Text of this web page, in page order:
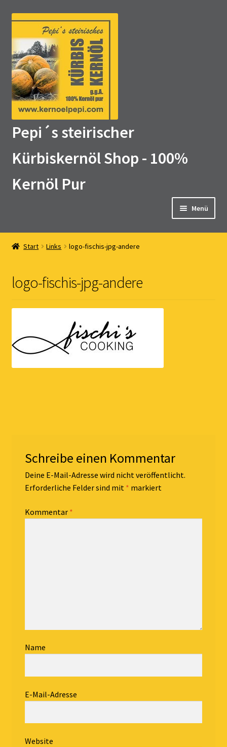
Zur
Navigation
springen
Zum
springen
Pepi´s steirischer
Kürbiskernöl Shop - 100%
Kernöl Pur
Menü
Home
Kernöl Pepi
News
Kontakt
Start Links logo-fischis-jpg-andere
logo-fischis-jpg-andere
Schreibe einen Kommentar
Deine E-Mail-Adresse wird nicht veröffentlicht.
Erforderliche Felder sind mit * markiert
Kommentar *
Name
E-Mail-Adresse
Website